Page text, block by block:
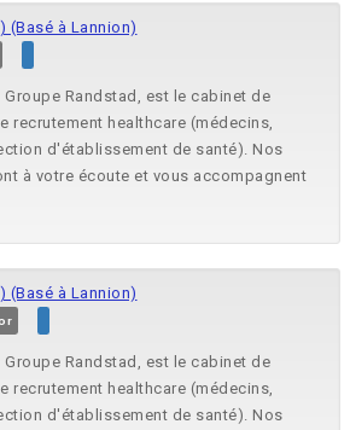
(Basé à Lannion)
Randstad, est le cabinet de
recrutement healthcare (médecins,
d'établissement de santé). Nos
à votre écoute et vous accompagnent
(Basé à Lannion)
Randstad, est le cabinet de
recrutement healthcare (médecins,
d'établissement de santé). Nos